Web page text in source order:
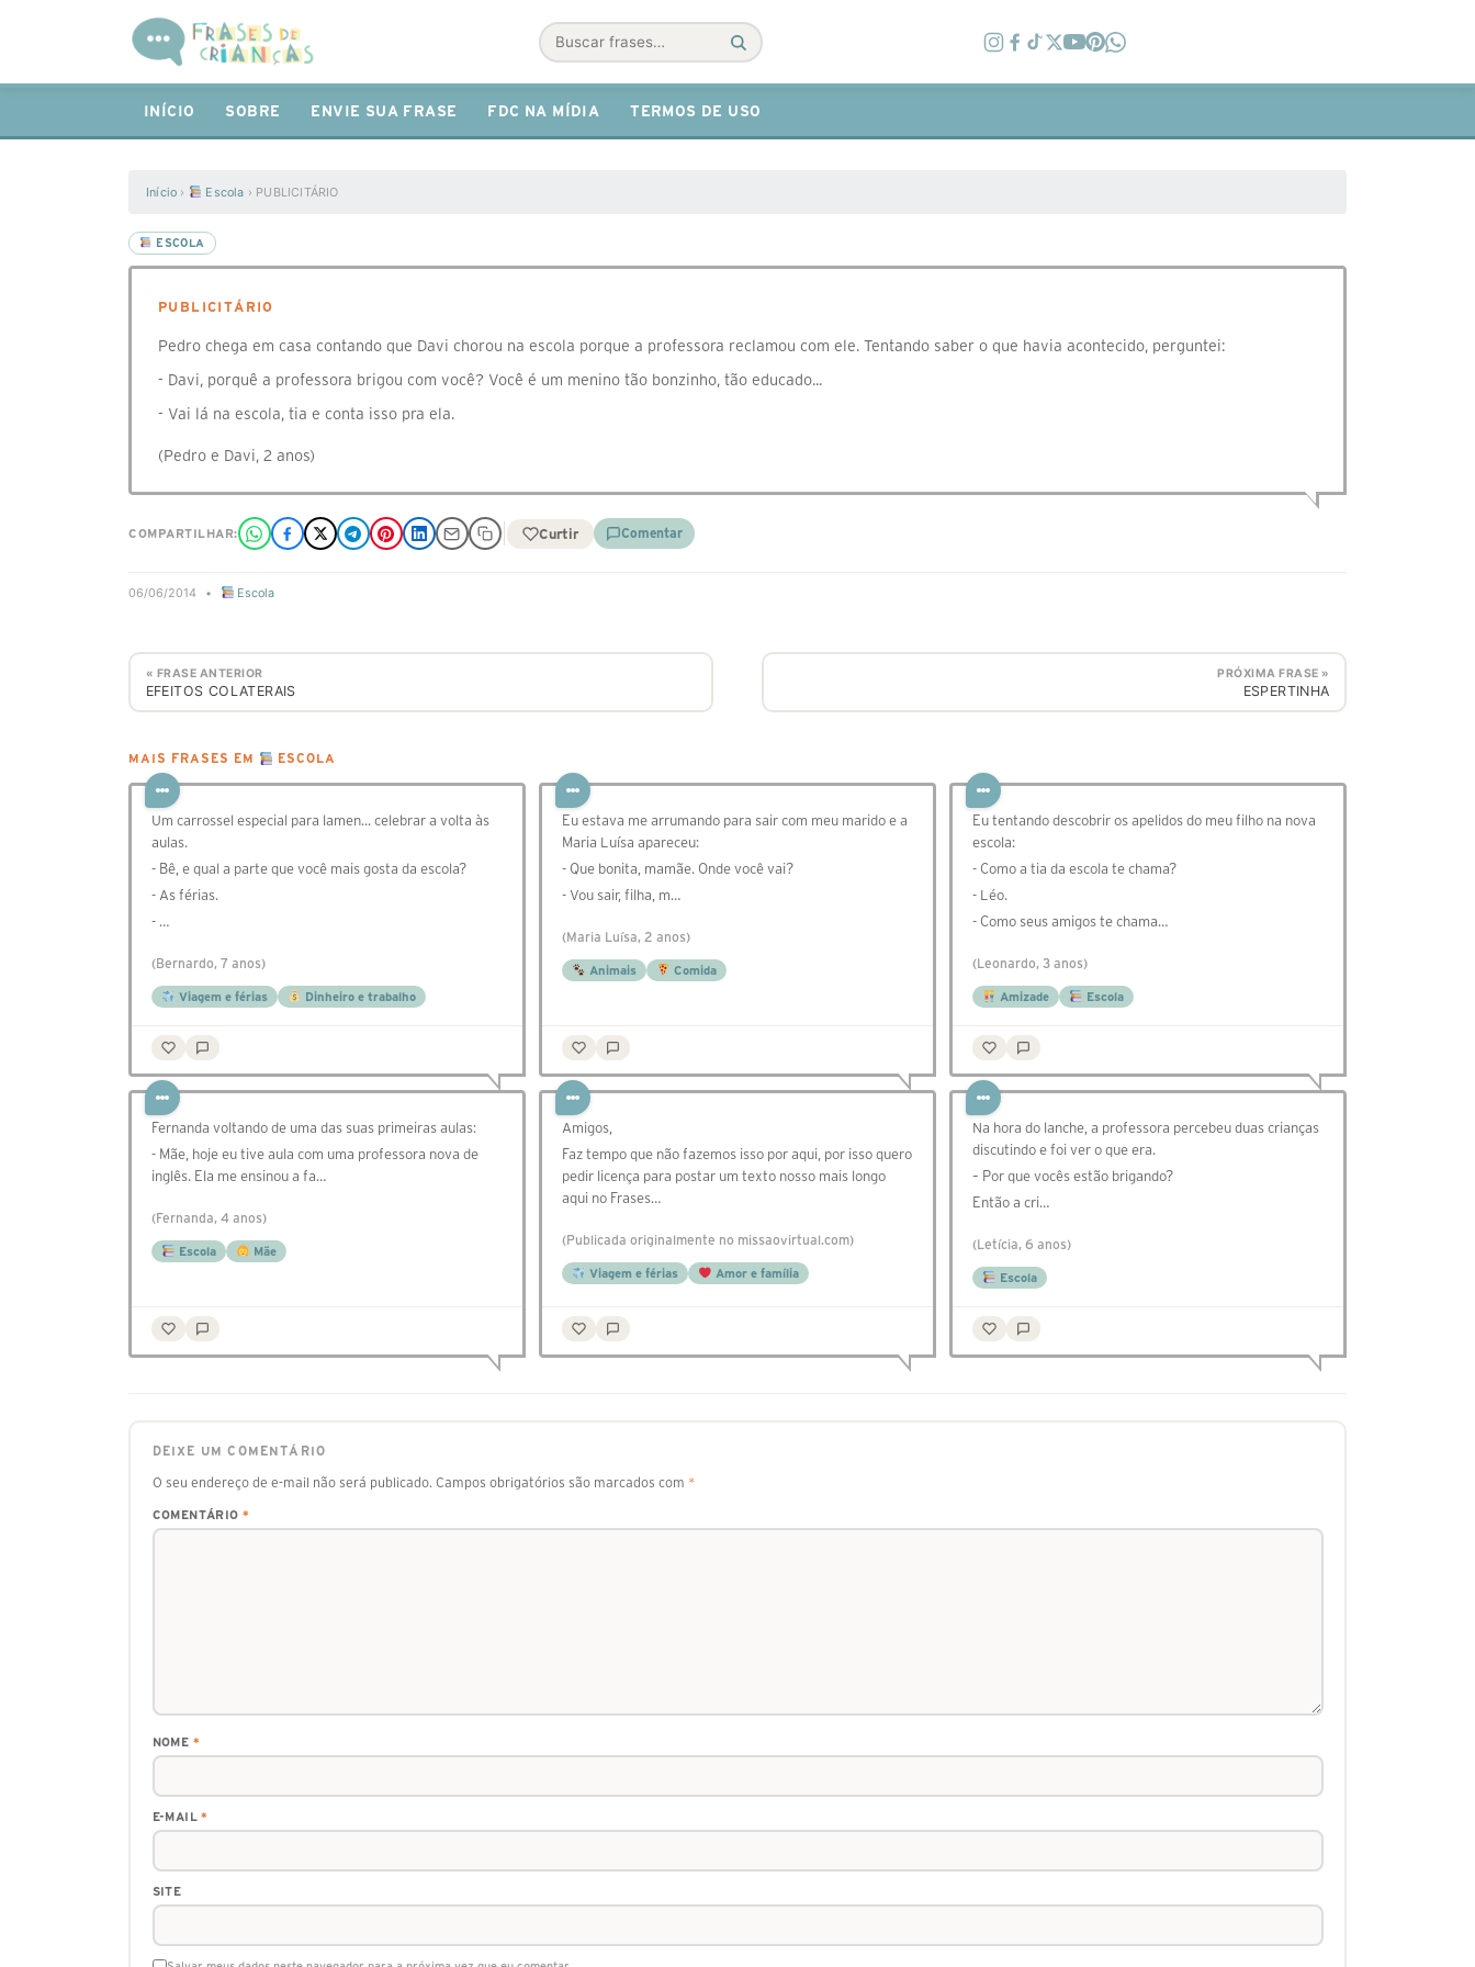
Buscar
INÍCIO SOBRE ENVIE SUA FRASE FDC NA MÍDIA TERMOS DE USO
Início › Escola › PUBLICITÁRIO
ESCOLA
PUBLICITÁRIO
Pedro chega em casa contando que Davi chorou na escola porque a professora reclamou com ele. Tentando saber o que havia acontecido, perguntei:
- Davi, porquê a professora brigou com você? Você é um menino tão bonzinho, tão educado...
- Vai lá na escola, tia e conta isso pra ela.
(Pedro e Davi, 2 anos)
COMPARTILHAR: Curtir Comentar
06/06/2014 • Escola
« FRASE ANTERIOR
EFEITOS COLATERAIS
PRÓXIMA FRASE »
ESPERTINHA
MAIS FRASES EM ESCOLA
Um carrossel especial para lamen... celebrar a volta às
aulas.
- Bê, e qual a parte que você mais gosta da escola?
- As férias.
- …
(Bernardo, 7 anos)
Viagem e férias Dinheiro e trabalho
Eu estava me arrumando para sair com meu marido e a
Maria Luísa apareceu:
- Que bonita, mamãe. Onde você vai?
- Vou sair, filha, m…
(Maria Luísa, 2 anos)
Animais Comida
Eu tentando descobrir os apelidos do meu filho na nova
escola:
- Como a tia da escola te chama?
- Léo.
- Como seus amigos te chama…
(Leonardo, 3 anos)
Amizade Escola
Fernanda voltando de uma das suas primeiras aulas:
- Mãe, hoje eu tive aula com uma professora nova de
inglês. Ela me ensinou a fa…
(Fernanda, 4 anos)
Escola Mãe
Amigos,
Faz tempo que não fazemos isso por aqui, por isso quero
pedir licença para postar um texto nosso mais longo
aqui no Frases…
(Publicada originalmente no missaovirtual.com)
Viagem e férias Amor e família
Na hora do lanche, a professora percebeu duas crianças
discutindo e foi ver o que era.
– Por que vocês estão brigando?
Então a cri…
(Letícia, 6 anos)
Escola
DEIXE UM COMENTÁRIO
O seu endereço de e-mail não será publicado. Campos obrigatórios são marcados com *
COMENTÁRIO *
NOME *
E-MAIL*
SITE